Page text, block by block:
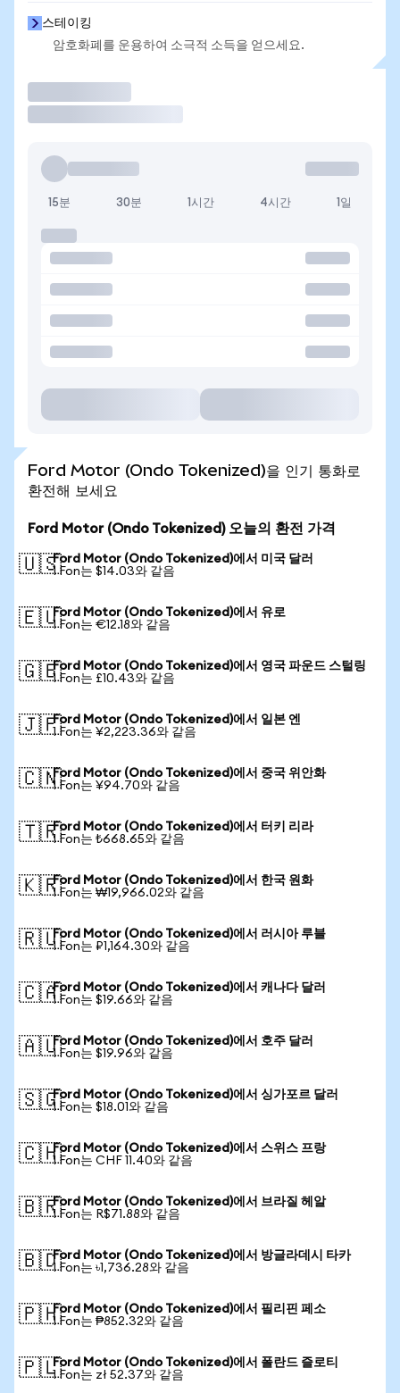
스테이킹
암호화폐를 운용하여 소극적 소득을 얻으세요.
15분 30분 1시간 4시간 1일
Ford Motor (Ondo Tokenized)을 인기 통화로
환전해 보세요
Ford Motor (Ondo Tokenized) 오늘의 환전 가격
🇺🇸Ford Motor (Ondo Tokenized)에서 미국 달러
1 Fon는 $14.03와 같음
🇪🇺Ford Motor (Ondo Tokenized)에서 유로
1 Fon는 €12.18와 같음
🇬🇧Ford Motor (Ondo Tokenized)에서 영국 파운드 스털링
1 Fon는 £10.43와 같음
🇯🇵Ford Motor (Ondo Tokenized)에서 일본 엔
1 Fon는 ¥2,223.36와 같음
🇨🇳Ford Motor (Ondo Tokenized)에서 중국 위안화
1 Fon는 ¥94.70와 같음
🇹🇷Ford Motor (Ondo Tokenized)에서 터키 리라
1 Fon는 ₺668.65와 같음
🇰🇷Ford Motor (Ondo Tokenized)에서 한국 원화
1 Fon는 ₩19,966.02와 같음
🇷🇺Ford Motor (Ondo Tokenized)에서 러시아 루블
1 Fon는 ₽1,164.30와 같음
🇨🇦Ford Motor (Ondo Tokenized)에서 캐나다 달러
1 Fon는 $19.66와 같음
🇦🇺Ford Motor (Ondo Tokenized)에서 호주 달러
1 Fon는 $19.96와 같음
🇸🇬Ford Motor (Ondo Tokenized)에서 싱가포르 달러
1 Fon는 $18.01와 같음
🇨🇭Ford Motor (Ondo Tokenized)에서 스위스 프랑
1 Fon는 CHF 11.40와 같음
🇧🇷Ford Motor (Ondo Tokenized)에서 브라질 헤알
1 Fon는 R$71.88와 같음
🇧🇩Ford Motor (Ondo Tokenized)에서 방글라데시 타카
1 Fon는 ৳1,736.28와 같음
🇵🇭Ford Motor (Ondo Tokenized)에서 필리핀 페소
1 Fon는 ₱852.32와 같음
🇵🇱Ford Motor (Ondo Tokenized)에서 폴란드 즐로티
1 Fon는 zł 52.37와 같음